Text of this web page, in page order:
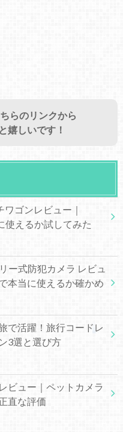
らのリンクから
嬉しいです！
ワゴンレビュー｜
使えるか試してみた
ー式防犯カメラ レビュ
本当に使えるか確かめ
で活躍！旅行コードレ
3選と選び方
ビュー｜ペットカメラ
直な評価